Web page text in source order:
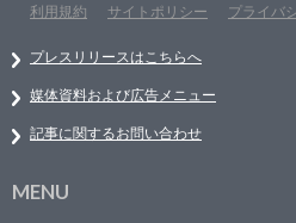
利用規約
サイトポリシー プライバ
プレスリリースはこちらへ
媒体資料および広告メニュー
記事に関するお問い合わせ
MENU